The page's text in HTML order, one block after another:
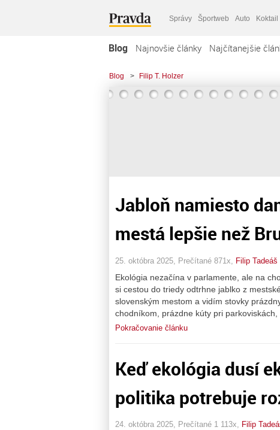
Správy Športweb Auto Koktail
Blog Najnovšie články Najčítanejšie
Blog > Filip T. Holzer
Jabloň namiesto
mestá lepšie než
25. októbra 2025, Prečítané 871x, Filip Tadeáš
Ekológia nezačína v parlamente, ale na
si cestou do triedy odtrhne jablko z
slovenským mestom a vidím stovky
chodníkom, prázdne kúty pri
Pokračovanie článku
Keď ekológia dusí
politika potrebuje
24. októbra 2025, Prečítané 1 113x, Filip